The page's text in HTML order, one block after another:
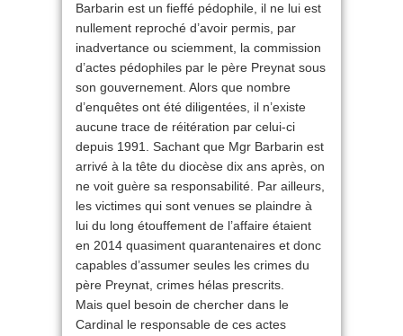
Barbarin est un fieffé pédophile, il ne lui est
nullement reproché d’avoir permis, par
inadvertance ou sciemment, la commission
d’actes pédophiles par le père Preynat sous
son gouvernement. Alors que nombre
d’enquêtes ont été diligentées, il n’existe
aucune trace de réitération par celui-ci
depuis 1991. Sachant que Mgr Barbarin est
arrivé à la tête du diocèse dix ans après, on
ne voit guère sa responsabilité. Par ailleurs,
les victimes qui sont venues se plaindre à
lui du long étouffement de l’affaire étaient
en 2014 quasiment quarantenaires et donc
capables d’assumer seules les crimes du
père Preynat, crimes hélas prescrits.
Mais quel besoin de chercher dans le
Cardinal le responsable de ces actes